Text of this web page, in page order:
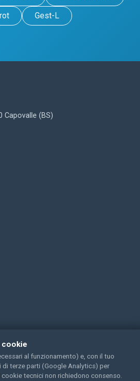
Gest-L
Capovalle (BS)
2026 System-i srl. |Privacy
cookie
al funzionamento) e, con il tuo
terze parti (Google Analytics) per
tecnici non richiedono consenso.